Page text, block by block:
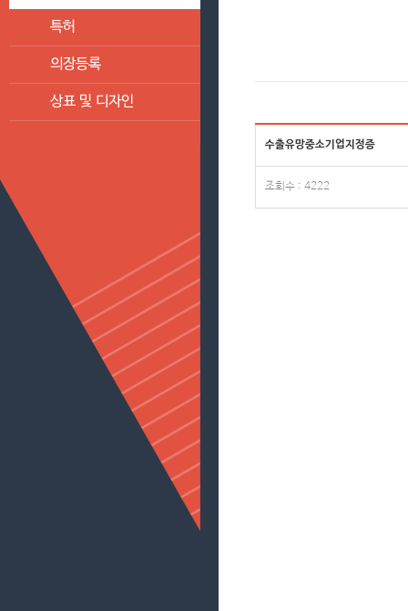
특허
의장등록
상표 및 디자인
수출유망중소기업지정증
조회수 : 4222